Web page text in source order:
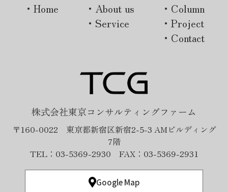
・Home
・About us
・Service
・Column
・Project
・Contact
株式会社東京コンサルティングファーム
〒160-0022 東京都新宿区新宿2-5-3 AMビルディング
7階
TEL：03-5369-2930 FAX：03-5369-2931
Google Map